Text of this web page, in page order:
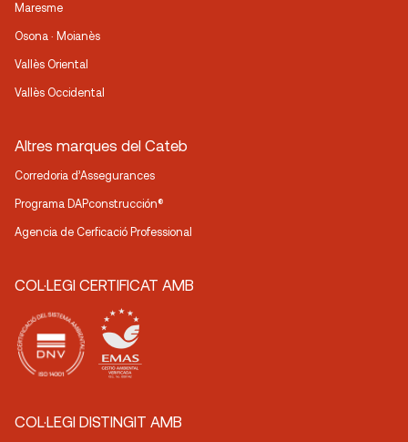
Maresme
Osona · Moianès
Vallès Oriental
Vallès Occidental
Altres marques del Cateb
Corredoria d’Assegurances
Programa DAPconstrucción®
Agencia de Cerficació Professional
COL·LEGI CERTIFICAT AMB
COL·LEGI DISTINGIT AMB